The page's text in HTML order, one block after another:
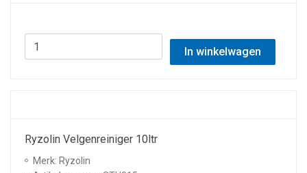
In winkelwagen
Ryzolin Velgenreiniger 10ltr
Merk: Ryzolin